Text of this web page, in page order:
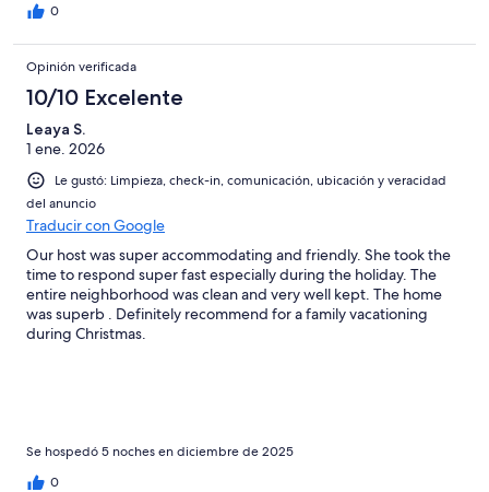
0
Opinión verificada
10/10 Excelente
Leaya S.
1 ene. 2026
Le gustó: Limpieza, check-in, comunicación, ubicación y veracidad
del anuncio
Traducir con Google
Our host was super accommodating and friendly. She took the
time to respond super fast especially during the holiday. The
entire neighborhood was clean and very well kept. The home
was superb . Definitely recommend for a family vacationing
during Christmas.
Se hospedó 5 noches en diciembre de 2025
0